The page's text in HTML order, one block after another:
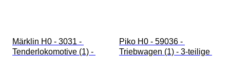
Märklin H0 - 3031 -
Tenderlokomotive (1) -
Piko H0 - 59036 -
Triebwagen (1) - 3-teilige